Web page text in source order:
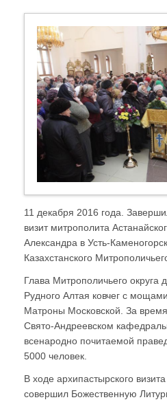
11 декабря 2016 года.
визит митрополита
Александра в Усть-
Казахстанского
Глава Митрополичьего округа
Рудного Алтая ковчег с
Матроны Московской. За
Свято-Андреевском
всенародно почитаемой
5000 человек.
В ходе архипастырского
совершил Божественную